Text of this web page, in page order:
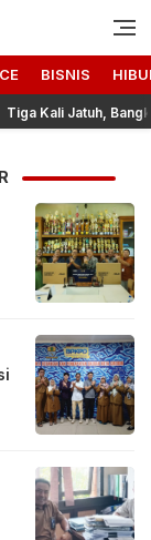
BISNIS
Kali Jatuh, Bangkit